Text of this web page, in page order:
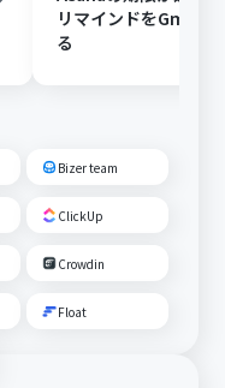
リマインドをGmail
る
Bizer team
ClickUp
Crowdin
Float